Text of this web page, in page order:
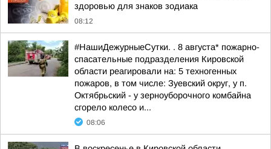
здоровью для знаков зодиака
08:12
#НашиДежурныеСутки. . 8 августа* пожарно-
спасательные подразделения Кировской
области реагировали на: 5 техногенных
пожаров, в том числе: Зуевский округ, у п.
Октябрьский - у зерноуборочного комбайна
сгорело колесо и...
08:06